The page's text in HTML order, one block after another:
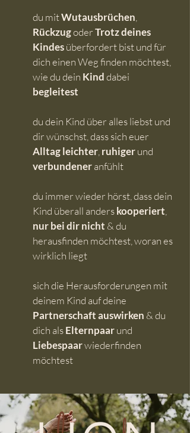
du mitWutausbrüchen
RückzugoderTrotz deines
Kindesüberfordert bist und für
dich einen Weg finden möchtest,
wie du dein Kinddabei
begleitest
du dein Kind über alles liebst und
dir wünschst, dass sich euer
Alltag leichter ruhigerund
verbundeneranfühlt
du immer wieder hörst, dass dein
Kind überall anderskooperiert
nur bei dir nicht & du
herausfinden möchtest, woran es
wirklich liegt
sich die Herausforderungen mit
deinem Kind auf deine
Partnerschaftauswirken & du
dich alsElternpaarund
Liebespaarwiederfinden
möchtest